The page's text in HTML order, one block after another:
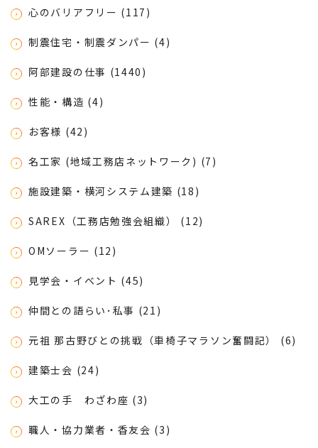
心のバリアフリー (117)
制震住宅・制震ダンパー (4)
阿部建設の仕事 (1440)
性能・構造 (4)
お客様 (42)
名工家 (地域工務店ネットワーク) (7)
施設建築・横河システム建築 (18)
SAREX（工務店勉強会組織） (12)
OMソーラー (12)
見学会・イベント (45)
仲間との語らい･私事 (21)
元祖 那古野びとの挑戦（車椅子マラソン奮闘記） (6)
建築士会 (24)
大工の手 わざわ座 (3)
職人・協力業者・香友会 (3)